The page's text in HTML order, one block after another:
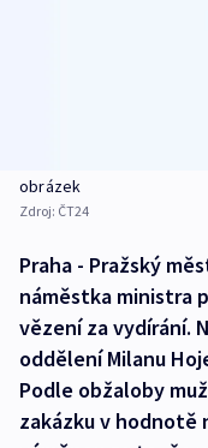
obrázek
Zdroj: ČT24
Praha - Pražský
náměstka ministra
vězení za vydírání.
oddělení Milanu
Podle obžaloby
zakázku v hodnotě